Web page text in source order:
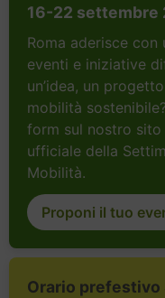
16-22 settembre
Roma aderisce
eventi e iniziative
un’idea, un
mobilità
form sul nostro sito
ufficiale della
Mobilità.
Proponi il tuo
Orario prefestivo